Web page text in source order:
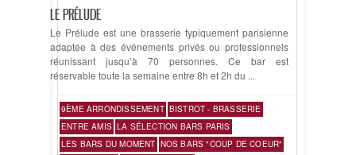
LE PRÉLUDE
Le Prélude est une brasserie typiquement parisienne
adaptée à des événements privés ou professionnels
réunissant jusqu’à 70 personnes. Ce bar est
réservable toute la semaine entre 8h et 2h du ...
9ÈME ARRONDISSEMENT BISTROT - BRASSERIE
ENTRE AMIS LA SÉLECTION BARS PARIS
LES BARS DU MOMENT NOS BARS "COUP DE COEUR"